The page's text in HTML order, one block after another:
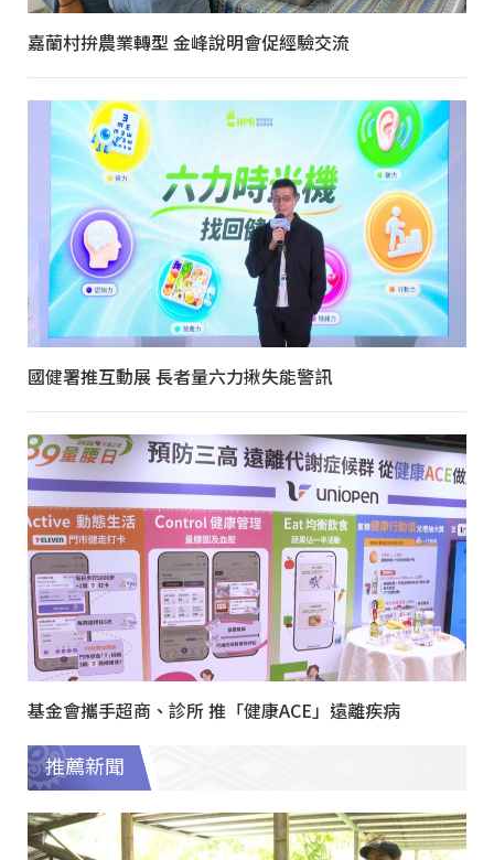
嘉蘭村拚農業轉型 金峰說明會促經驗交流
國健署推互動展 長者量六力揪失能警訊
基金會攜手超商、診所 推「健康ACE」遠離疾病
推薦新聞